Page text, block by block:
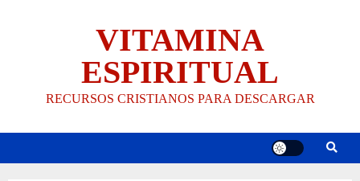
VITAMINA
ESPIRITUAL
RECURSOS CRISTIANOS PARA DESCARGAR